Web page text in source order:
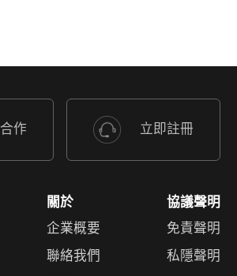
作 立即註冊
關於
企業概要
聯絡我們
協議聲明
免責聲明
私隱聲明